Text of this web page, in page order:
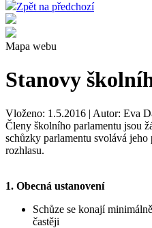
Zpět na předchozí
Mapa webu
Stanovy
Vloženo: 1.5.2016 | Autor: Eva
Členy školního parlamentu jsou
schůzky parlamentu svolává
rozhlasu.
1. Obecná ustanovení
Schůze se konají
častěji